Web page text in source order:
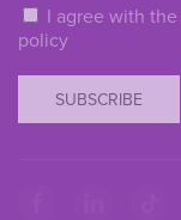
I agree with the
policy
SUBSCRIBE